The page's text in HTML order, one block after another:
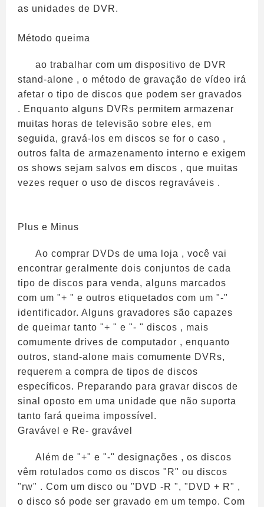
as unidades de DVR.
Método queima
ao trabalhar com um dispositivo de DVR
stand-alone , o método de gravação de vídeo irá
afetar o tipo de discos que podem ser gravados
. Enquanto alguns DVRs permitem armazenar
muitas horas de televisão sobre eles, em
seguida, gravá-los em discos se for o caso ,
outros falta de armazenamento interno e exigem
os shows sejam salvos em discos , que muitas
vezes requer o uso de discos regraváveis ​​.
Plus e Minus
Ao comprar DVDs de uma loja , você vai
encontrar geralmente dois conjuntos de cada
tipo de discos para venda, alguns marcados
com um "+ " e outros etiquetados com um "-"
identificador. Alguns gravadores são capazes
de queimar tanto "+ " e "- " discos , mais
comumente drives de computador , enquanto
outros, stand-alone mais comumente DVRs,
requerem a compra de tipos de discos
específicos. Preparando para gravar discos de
sinal oposto em uma unidade que não suporta
tanto fará queima impossível.
Gravável e Re- gravável
Além de "+" e "-" designações , os discos
vêm rotulados como os discos "R" ou discos
"rw" . Com um disco ou "DVD -R ", "DVD + R" ,
o disco só pode ser gravado em um tempo. Com